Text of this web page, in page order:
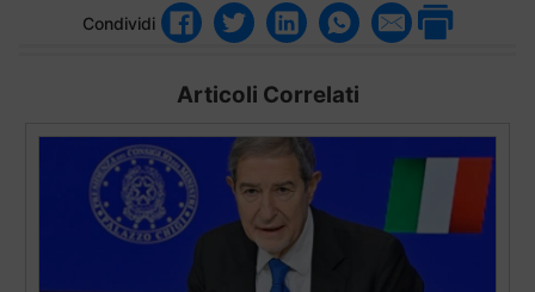
Condividi
Articoli Correlati